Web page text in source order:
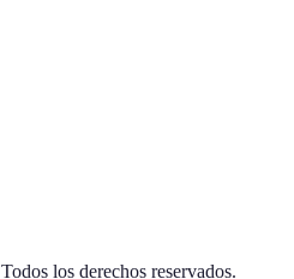
Todos los derechos reservados.